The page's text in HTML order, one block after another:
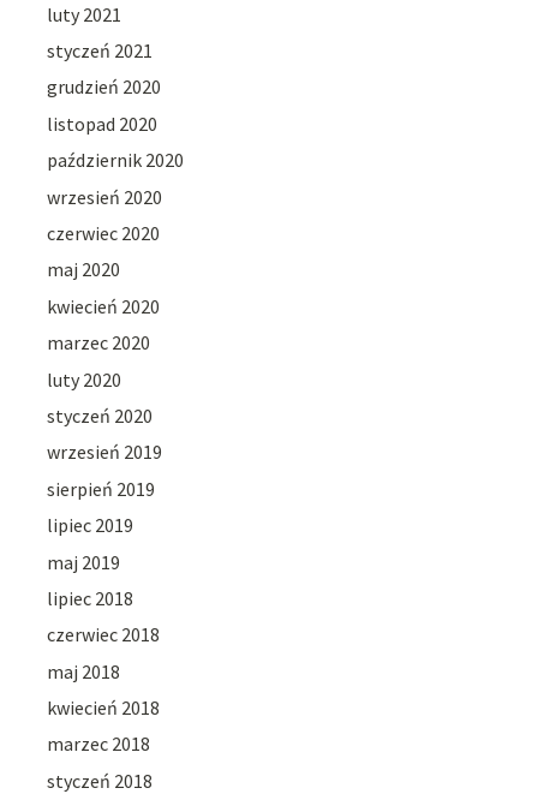
luty 2021
styczeń 2021
grudzień 2020
listopad 2020
październik 2020
wrzesień 2020
czerwiec 2020
maj 2020
kwiecień 2020
marzec 2020
luty 2020
styczeń 2020
wrzesień 2019
sierpień 2019
lipiec 2019
maj 2019
lipiec 2018
czerwiec 2018
maj 2018
kwiecień 2018
marzec 2018
styczeń 2018